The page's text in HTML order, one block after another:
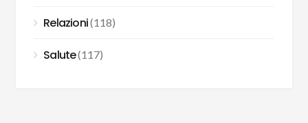
Relazioni(118)
Salute(117)